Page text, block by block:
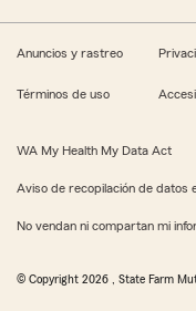
Anuncios y rastreo
Términos de uso
WA My Health My Data Act
Aviso de recopilación de datos
No vendan ni compartan mi
© Copyright 2026 , State Farm